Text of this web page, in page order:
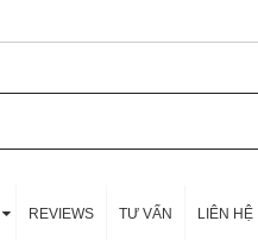
REVIEWS TƯ VẤN LIÊN HỆ